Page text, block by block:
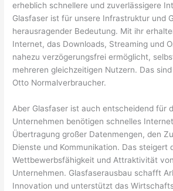
erheblich schnellere und zuverlässigere
Glasfaser ist für unsere Infrastruktur und
herausragender Bedeutung. Mit ihr
Internet, das Downloads, Streaming und
nahezu verzögerungsfrei ermöglicht,
mehreren gleichzeitigen Nutzern. Das
Otto Normalverbraucher.
Aber Glasfaser ist auch entscheidend für
Unternehmen benötigen schnelles
Übertragung großer Datenmengen, den
Dienste und Kommunikation. Das steigert
Wettbewerbsfähigkeit und Attraktivität
Unternehmen. Glasfaserausbau schafft
Innovation und unterstützt das